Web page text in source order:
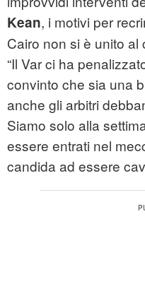
Kean, i motivi per
Cairo non si è unito al
“Il Var ci ha
convinto che sia una
anche gli arbitri
Siamo solo alla
essere entrati nel
candida ad essere